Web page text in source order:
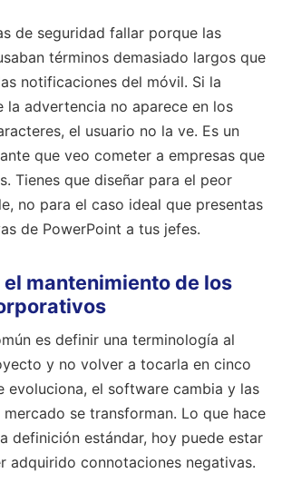
de seguridad fallar porque las
términos demasiado largos que
notificaciones del móvil. Si la
la advertencia no aparece en los
el usuario no la ve. Es un
que veo cometer a empresas que
Tienes que diseñar para el peor
no para el caso ideal que presentas
de PowerPoint a tus jefes.
mantenimiento de los
es definir una terminología al
y no volver a tocarla en cinco
evoluciona, el software cambia y las
mercado se transforman. Lo que hace
definición estándar, hoy puede estar
adquirido connotaciones negativas.